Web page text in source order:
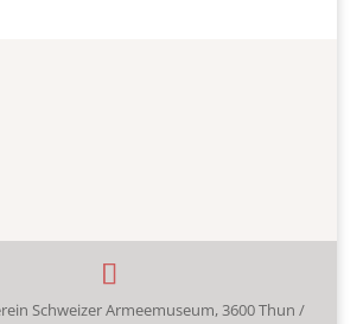
Schweizer Armeemuseum, 3600 Thun /